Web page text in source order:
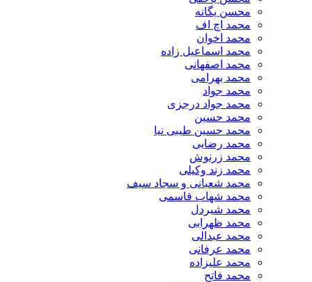
محسن یگانه
محمد اچ اف
محمد اخوان
محمد اسماعیل زاده
محمد اصفهانی
محمد بهرامی
محمد جواد
محمد جواد درجزی
محمد حسین
محمد حسین طیبی نیا
محمد رضایی
محمد زرنوش
محمد زند وکیلی
محمد شعبانی و سجاد سیف
محمد شهاب قاسمی
​محمد شیردل
محمد ظهرابی
محمد عبدالی
محمد عرفانی
محمد علیزاده
محمد فاتح